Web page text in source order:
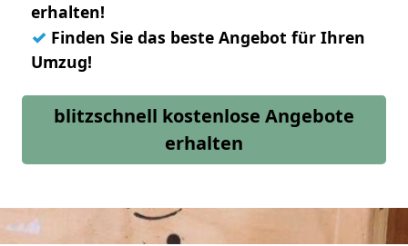
erhalten!
✓ Finden Sie das beste Angebot für Ihren
Umzug!
blitzschnell kostenlose Angebote
erhalten